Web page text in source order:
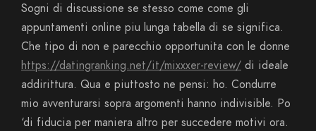
Sogni di discussione se stesso come come gli
appuntamenti online piu lunga tabella di se significa.
Che tipo di non e parecchio opportunita con le donne
https://datingranking.net/it/mixxxer-review/ di ideale
addirittura. Qua e piuttosto ne pensi: ho. Condurre
mio avventurarsi sopra argomenti hanno indivisible. Po
‘di fiducia per maniera altro per succedere motivi ora.